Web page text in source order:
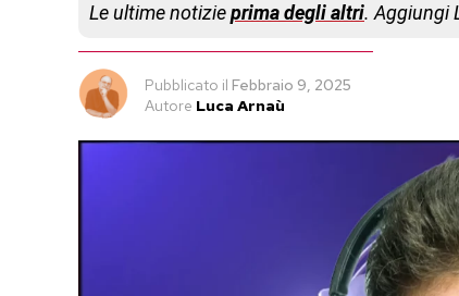
Le ultime notizieprima degli altri. Aggiungi
Pubblicato il Febbraio 9, 2025
Autore Luca Arnaù